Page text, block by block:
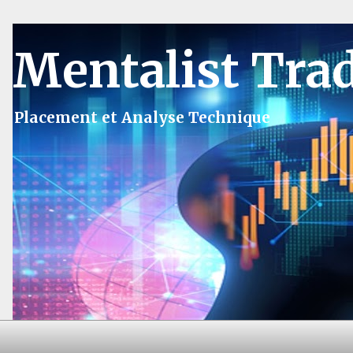
Mentalist
Placement et Analyse Technique